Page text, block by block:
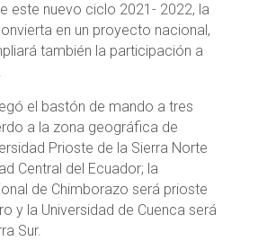
este nuevo ciclo 2021- 2022, la
en un proyecto nacional,
también la participación a
el bastón de mando a tres
a la zona geográfica de
Prioste de la Sierra Norte
Central del Ecuador; la
de Chimborazo será prioste
y la Universidad de Cuenca será
Sur.